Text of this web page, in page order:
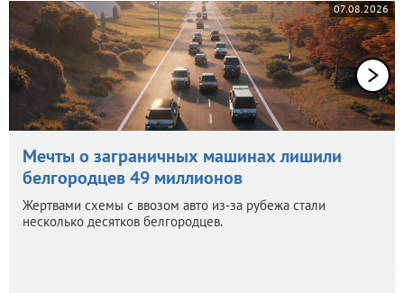
07.08.2026
Мечты о заграничных машинах лишили
белгородцев 49 миллионов
Жертвами схемы с ввозом авто из-за рубежа стали
несколько десятков белгородцев.